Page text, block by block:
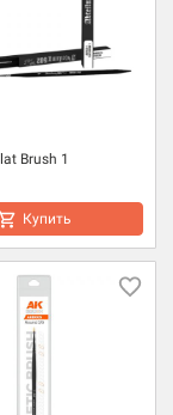
Brush 1
Купить